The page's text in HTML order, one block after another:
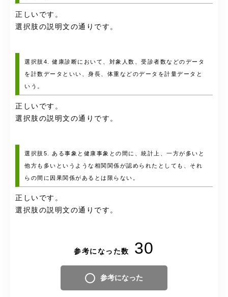
正しいです。
選択肢の説明文の通りです。
選択肢4. 健康診断において、対象人数、受診者数などのデータ
を計数データといい、身長、体重などのデータを計量データと
いう。
正しいです。
選択肢の説明文の通りです。
選択肢5. ある事象と健康事象との間に、統計上、一方が多いと
他方も多いというような相関関係が認められたとしても、それ
らの間に因果関係があるとは限らない。
正しいです。
選択肢の説明文の通りです。
参考になった数 30
参考になった